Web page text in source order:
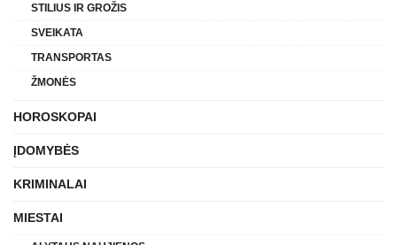
STILIUS IR GROŽIS
SVEIKATA
TRANSPORTAS
ŽMONĖS
HOROSKOPAI
ĮDOMYBĖS
KRIMINALAI
MIESTAI